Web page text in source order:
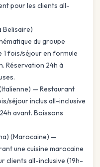
pour les clients all-
Belisaire)
du groupe
1 fois/séjour en formule
Réservation 24h à
— Restaurant
séjour inclus all-inclusive
avant. Boissons
(Marocaine) —
une cuisine marocaine
clients all-inclusive (19h-